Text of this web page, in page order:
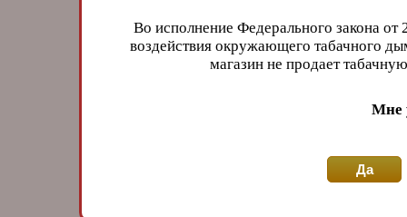
Во исполнение Федерального закона
воздействия окружающего табачного
магазин не продает
Мне
Да